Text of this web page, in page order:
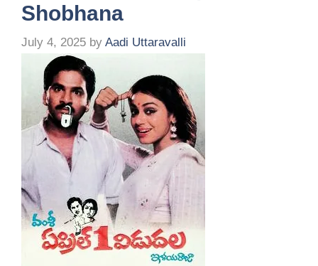
Shobhana
July 4, 2025 by Aadi Uttaravalli